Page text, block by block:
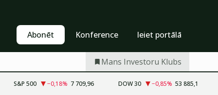
Abonēt Konference Ieiet portālā
Mans Investoru Klubs
S&P 500 −0,18% 7 709,96 DOW 30 −0,85% 53 885,1